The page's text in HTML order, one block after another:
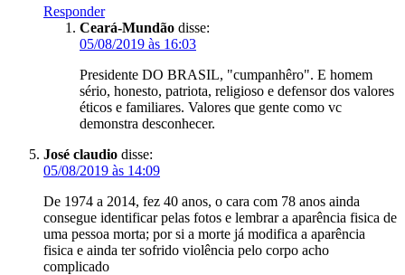
Responder
Ceará-Mundão disse:
05/08/2019 às 16:03
Presidente DO BRASIL, "cumpanhêro". E homem
sério, honesto, patriota, religioso e defensor dos valores
éticos e familiares. Valores que gente como vc
demonstra desconhecer.
José claudio disse:
05/08/2019 às 14:09
De 1974 a 2014, fez 40 anos, o cara com 78 anos ainda
consegue identificar pelas fotos e lembrar a aparência fisica de
uma pessoa morta; por si a morte já modifica a aparência
fisica e ainda ter sofrido violência pelo corpo acho
complicado